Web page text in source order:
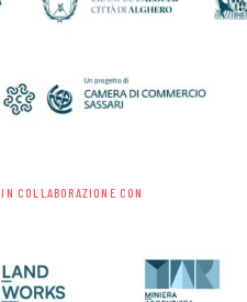
IN COLLABORAZIONE CON